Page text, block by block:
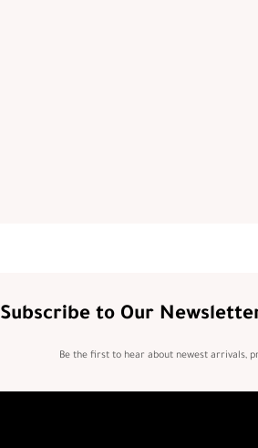
Subscribe to Our
Be the first to hear about newest arrivals,